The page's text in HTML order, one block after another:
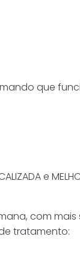
que
e
com
tratamento: